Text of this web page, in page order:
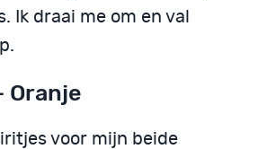
Ik draai me om en val
Oranje
voor mijn beide